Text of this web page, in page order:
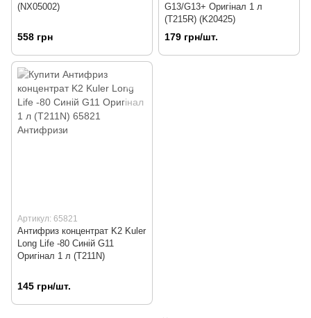
(NX05002)
558 грн
G13/G13+ Оригінал 1 л
(T215R) (K20425)
179 грн/шт.
Артикул: 65821
Антифриз концентрат K2 Kuler
Long Life -80 Синій G11
Оригінал 1 л (T211N)
145 грн/шт.